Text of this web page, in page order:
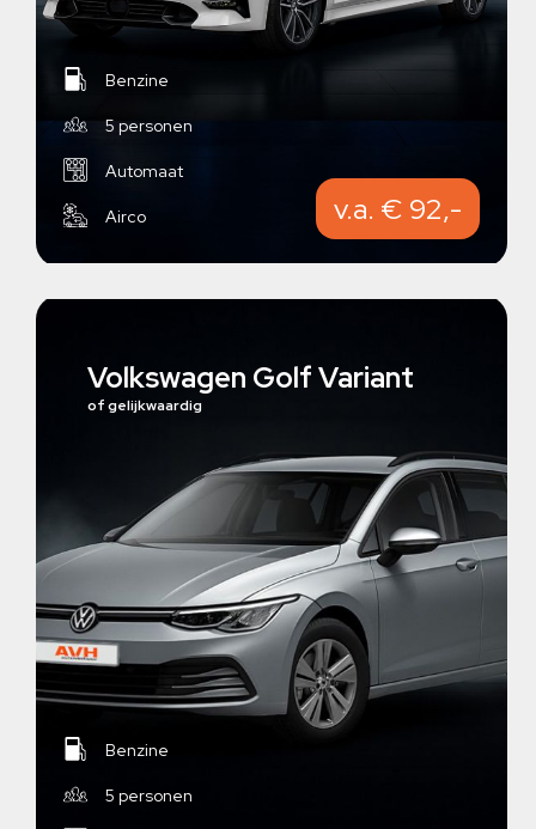
Benzine
5 personen
Automaat
Airco v.a. € 92,-
Volkswagen Golf Variant
of gelijkwaardig
Benzine
5 personen